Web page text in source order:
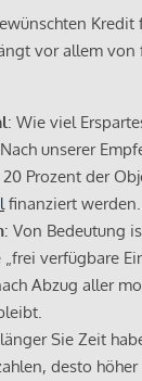
Kredit
vor allem von
: Wie viel
unserer
Prozent der
finanziert werden.
: Von Bedeutung
verfügbare
Abzug aller
länger Sie Zeit
desto